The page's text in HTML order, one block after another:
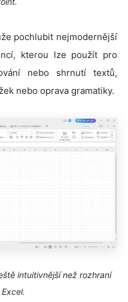
pochlubit nejmodernější
kterou lze použít pro
nebo shrnutí textů,
nebo oprava gramatiky.
intuitivnější než rozhraní